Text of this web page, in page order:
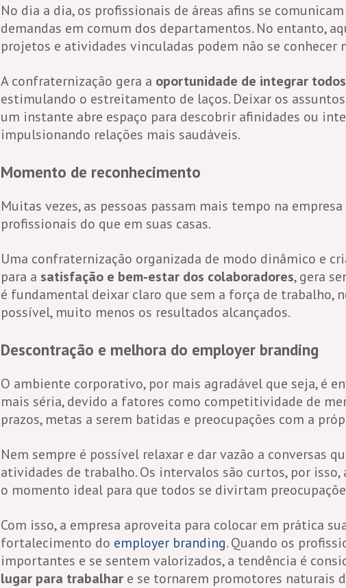
No dia a dia, os profissionais de áreas afins se
demandas em comum dos departamentos. No entanto,
projetos e atividades vinculadas podem não se conhecer
A confraternização gera a oportunidade de integrar
estimulando o estreitamento de laços. Deixar os
um instante abre espaço para descobrir afinidades ou
impulsionando relações mais saudáveis.
Momento de reconhecimento
Muitas vezes, as pessoas passam mais tempo na
profissionais do que em suas casas.
Uma confraternização organizada de modo dinâmico e
para a satisfação e bem-estar dos colaboradores, gera
é fundamental deixar claro que sem a força de trabalho,
possível, muito menos os resultados alcançados.
Descontração e melhora do employer branding
O ambiente corporativo, por mais agradável que seja, é
mais séria, devido a fatores como competitividade de
prazos, metas a serem batidas e preocupações com a
Nem sempre é possível relaxar e dar vazão a conversas
atividades de trabalho. Os intervalos são curtos, por
o momento ideal para que todos se divirtam
Com isso, a empresa aproveita para colocar em prática
fortalecimento do employer branding. Quando os
importantes e se sentem valorizados, a tendência é
lugar para trabalhar e se tornarem promotores naturais